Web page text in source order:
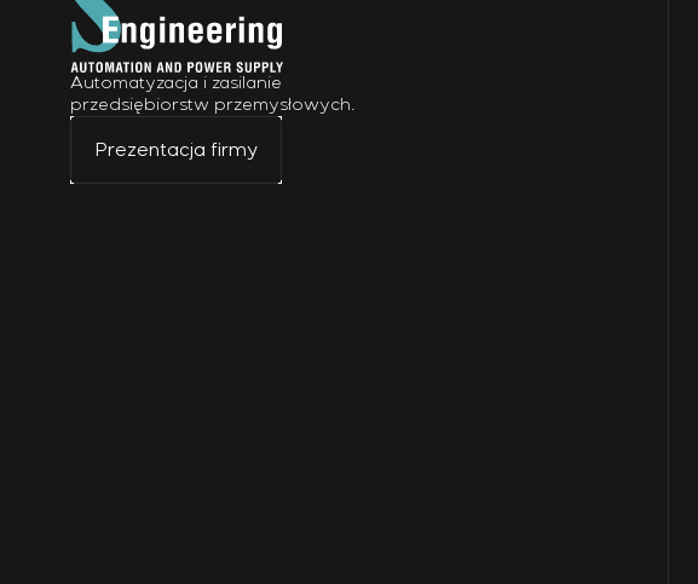
Automatyzacja i zasilanie
przedsiębiorstw przemysłowych.
Prezentacja firmy